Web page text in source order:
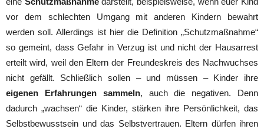
vor dem schlechten Umgang mit anderen Kindern bewahrt
werden soll. Allerdings ist hier die Definition „Schutzmaßnahme“
so gemeint, dass Gefahr in Verzug ist und nicht der Hausarrest
erteilt wird, weil den Eltern der Freundeskreis des Nachwuchses
nicht gefällt. Schließlich sollen – und müssen – Kinder ihre
eigenen Erfahrungen sammeln, auch die negativen. Denn
dadurch „wachsen“ die Kinder, stärken ihre Persönlichkeit, das
Selbstbewusstsein und das Selbstvertrauen. Eltern dürfen ihren